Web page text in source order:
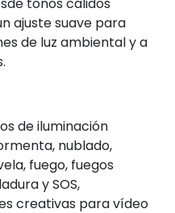
ajuste suave para
de luz ambiental y a
de iluminación
nublado,
fuego, fuegos
y SOS,
creativas para vídeo